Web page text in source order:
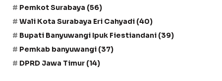
Pemkot Surabaya (56)
Wali Kota Surabaya Eri Cahyadi (40)
Bupati Banyuwangi Ipuk Fiestiandani (39)
Pemkab banyuwangi (37)
DPRD Jawa Timur (14)